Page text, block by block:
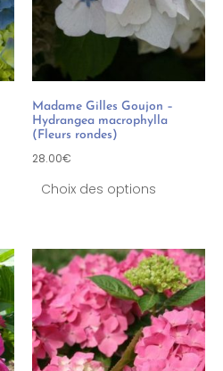
Madame Gilles Goujon –
Hydrangea macrophylla
(Fleurs rondes)
28.00€
Choix des options